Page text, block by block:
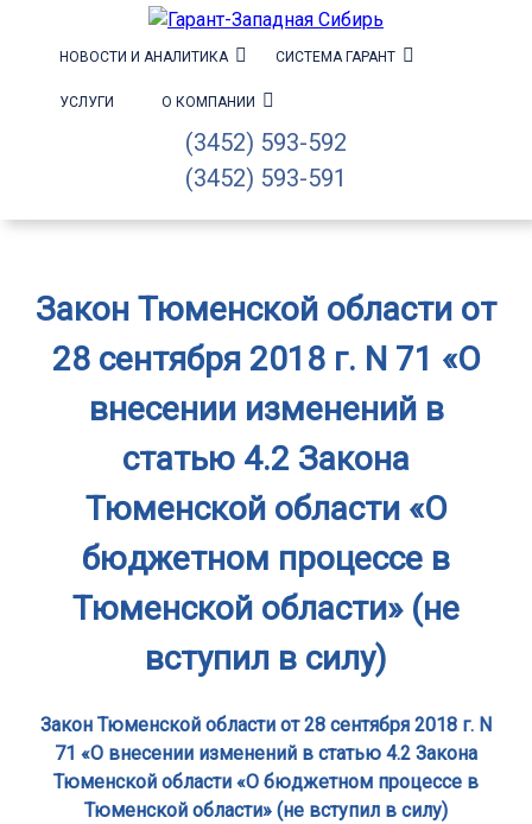
НОВОСТИ И АНАЛИТИКА СИСТЕМА ГАРАНТ
УСЛУГИ О КОМПАНИИ
(3452) 593-592
(3452) 593-591
Закон Тюменской области от
28 сентября 2018 г. N 71 «О
внесении изменений в
статью 4.2 Закона
Тюменской области «О
бюджетном процессе в
Тюменской области» (не
вступил в силу)
Закон Тюменской области от 28 сентября 2018 г. N
71 «О внесении изменений в статью 4.2 Закона
Тюменской области «О бюджетном процессе в
Тюменской области» (не вступил в силу)